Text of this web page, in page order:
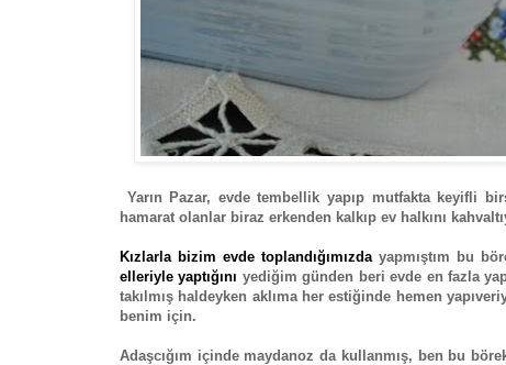
Yarın Pazar, evde tembellik yapıp mutfakta keyifli
hamarat olanlar biraz erkenden kalkıp ev halkını
Kızlarla bizim evde toplandığımızda yapmıştım bu
elleriyle yaptığını yediğim günden beri evde en fazla
takılmış haldeyken aklıma her estiğinde hemen
benim için.
Adaşcığım içinde maydanoz da kullanmış, ben bu